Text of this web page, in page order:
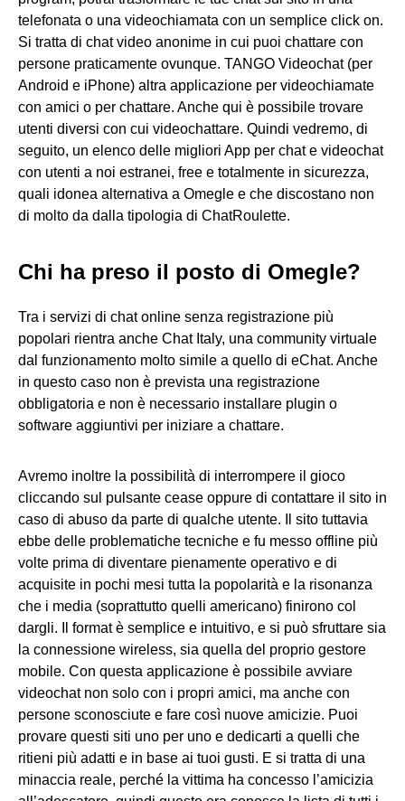
telefonata o una videochiamata con un semplice click on.
Si tratta di chat video anonime in cui puoi chattare con
persone praticamente ovunque. TANGO Videochat (per
Android e iPhone) altra applicazione per videochiamate
con amici o per chattare. Anche qui è possibile trovare
utenti diversi con cui videochattare. Quindi vedremo, di
seguito, un elenco delle migliori App per chat e videochat
con utenti a noi estranei, free e totalmente in sicurezza,
quali idonea alternativa a Omegle e che discostano non
di molto da dalla tipologia di ChatRoulette.
Chi ha preso il posto di Omegle?
Tra i servizi di chat online senza registrazione più
popolari rientra anche Chat Italy, una community virtuale
dal funzionamento molto simile a quello di eChat. Anche
in questo caso non è prevista una registrazione
obbligatoria e non è necessario installare plugin o
software aggiuntivi per iniziare a chattare.
Avremo inoltre la possibilità di interrompere il gioco
cliccando sul pulsante cease oppure di contattare il sito in
caso di abuso da parte di qualche utente. Il sito tuttavia
ebbe delle problematiche tecniche e fu messo offline più
volte prima di diventare pienamente operativo e di
acquisite in pochi mesi tutta la popolarità e la risonanza
che i media (soprattutto quelli americano) finirono col
dargli. Il format è semplice e intuitivo, e si può sfruttare sia
la connessione wireless, sia quella del proprio gestore
mobile. Con questa applicazione è possibile avviare
videochat non solo con i propri amici, ma anche con
persone sconosciute e fare così nuove amicizie. Puoi
provare questi siti uno per uno e dedicarti a quelli che
ritieni più adatti e in base ai tuoi gusti. E si tratta di una
minaccia reale, perché la vittima ha concesso l’amicizia